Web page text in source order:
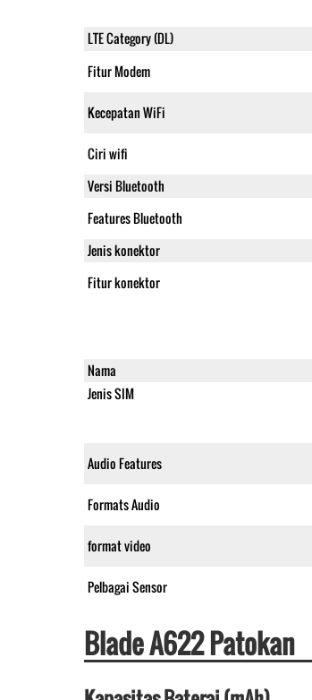
LTE Category (DL)
Fitur Modem
Kecepatan WiFi
Ciri wifi
Versi Bluetooth
Features Bluetooth
Jenis konektor
Fitur konektor
Nama
Jenis SIM
Audio Features
Formats Audio
format video
Pelbagai Sensor
Blade A622 Patokan